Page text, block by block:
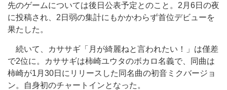
先のゲームについては後日公表予定とのこと。2月6日の夜
に投稿され、2日弱の集計にもかかわらず首位デビューを
果たした。
続いて、カササギ「月が綺麗ねと言われたい！」は僅差
で2位に。カササギは柿崎ユウタのボカロ名義で、同曲は
柿崎が1月30日にリリースした同名曲の初音ミクバージョ
ン。自身初のチャートインとなった。